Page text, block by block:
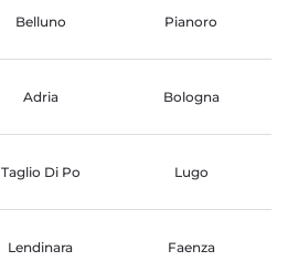
Belluno Pianoro
Adria Bologna
Taglio Di Po Lugo
Lendinara Faenza